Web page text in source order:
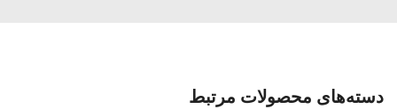
دسته‌های محصولات مرتبط